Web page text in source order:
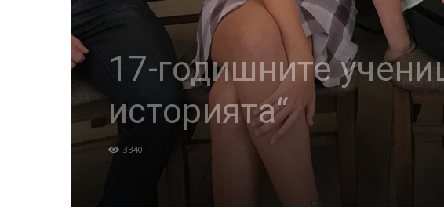
17-годишните
историята“
3340